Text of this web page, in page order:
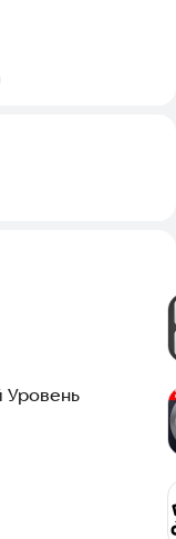
времени и
универсальный
всегда под
Уровень